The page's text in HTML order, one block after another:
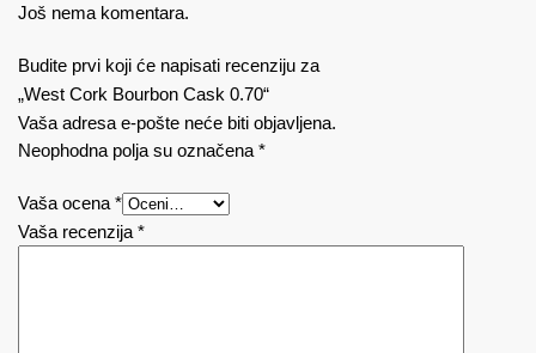
Još nema komentara.
Budite prvi koji će napisati recenziju za
„West Cork Bourbon Cask 0.70“
Vaša adresa e-pošte neće biti objavljena.
Neophodna polja su označena *
Vaša ocena *
Vaša recenzija *